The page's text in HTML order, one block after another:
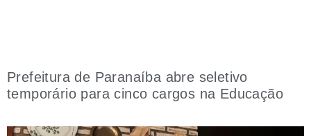
Prefeitura de Paranaíba abre seletivo
temporário para cinco cargos na Educação